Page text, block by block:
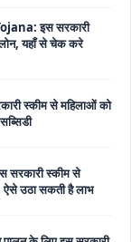
स्कीम से महिलाओं को
स्कीम से
उठा सकती है लाभ
के लिए इस सरकारी
35% सब्सिडी